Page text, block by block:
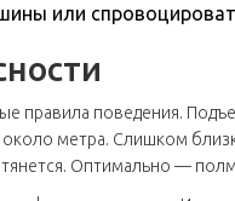
или
правила поведения.
около метра. Слишком
Оптимально —